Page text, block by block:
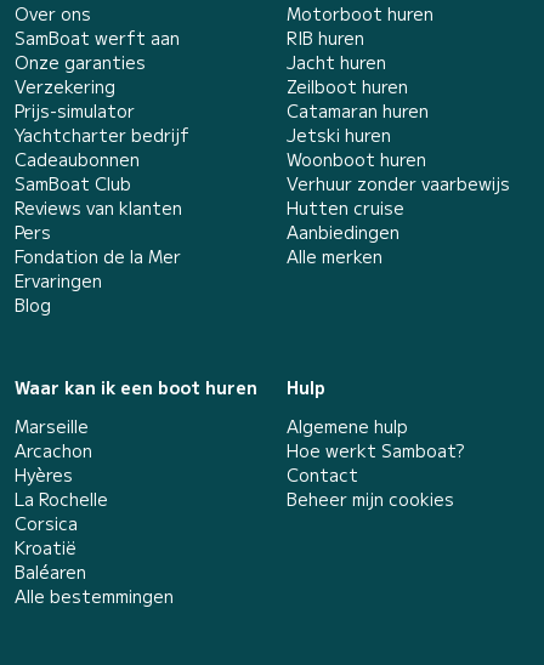
Over ons
SamBoat werft aan
Onze garanties
Verzekering
Prijs-simulator
Yachtcharter bedrijf
Cadeaubonnen
SamBoat Club
Reviews van klanten
Pers
Fondation de la Mer
Ervaringen
Blog
Motorboot huren
RIB huren
Jacht huren
Zeilboot huren
Catamaran huren
Jetski huren
Woonboot huren
Verhuur zonder vaarbewijs
Hutten cruise
Aanbiedingen
Alle merken
Waar kan ik een boot huren
Marseille
Arcachon
Hyères
La Rochelle
Corsica
Kroatië
Baléaren
Alle bestemmingen
Hulp
Algemene hulp
Hoe werkt Samboat?
Contact
Beheer mijn cookies